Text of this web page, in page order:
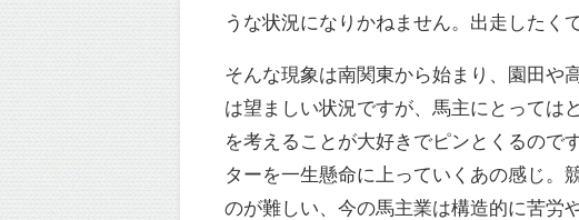
うな状況になりかねません。出走したく
そんな現象は南関東から始まり、園田や
は望ましい状況ですが、馬主にとっては
を考えることが大好きでピンとくるので
ターを一生懸命に上っていくあの感じ。
のが難しい、今の馬主業は構造的に苦労